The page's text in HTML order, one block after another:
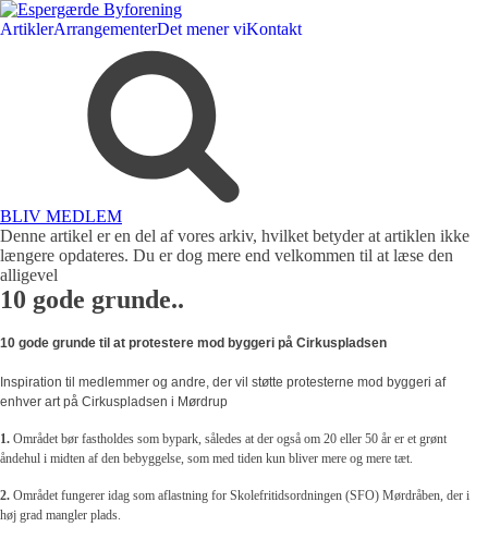
ArtiklerArrangementerDet mener viKontakt
BLIV MEDLEM
Denne artikel er en del af vores arkiv, hvilket betyder at artiklen ikke
længere opdateres. Du er dog mere end velkommen til at læse den
alligevel
10 gode grunde..
10 gode grunde til at protestere mod byggeri på Cirkuspladsen
Inspiration til medlemmer og andre, der vil støtte protesterne mod byggeri af
enhver art på Cirkuspladsen i Mørdrup
1. Området bør fastholdes som bypark, således at der også om 20 eller 50 år er et grønt
åndehul i midten af den bebyggelse, som med tiden kun bliver mere og mere tæt.
2. Området fungerer idag som aflastning for Skolefritidsordningen (SFO) Mørdråben, der i
høj grad mangler plads.